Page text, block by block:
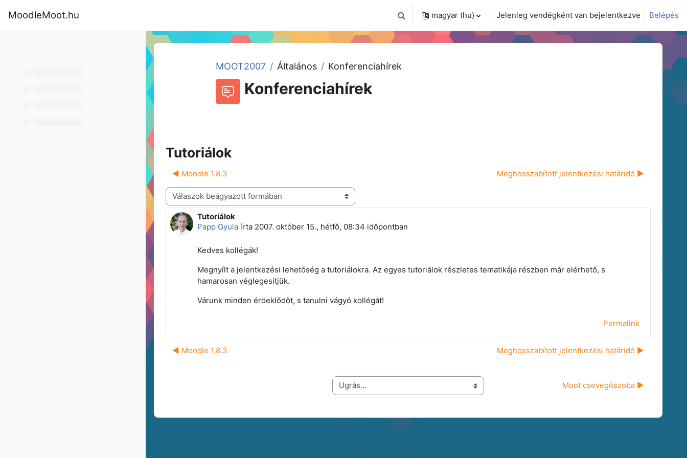
MoodleMoot.hu Keresési bemeneti adatok váltása
magyar ‎(hu)‎ Jelenleg vendégként van bejelentkezve Belépés
MOOT2007 Általános Konferenciahírek
Konferenciahírek
Tutoriálok
◀︎ Moodle 1.8.3 Meghosszabított jelentkezési határidő ▶︎
Megjelenítési mód
Tutoriálok
Papp Gyula írta 2007. október 15., hétfő, 08:34 időpontban
Válaszok szám: 0
Kedves kollégák!
Megnyílt a jelentkezési lehetőség a tutoriálokra. Az egyes tutoriálok részletes tematikája részben már elérhető, s
hamarosan véglegesítjük.
Várunk minden érdeklődőt, s tanulni vágyó kollégát!
Permalink
◀︎ Moodle 1.8.3 Meghosszabított jelentkezési határidő ▶︎
Ugrás... Moot csevegőszoba ▶︎